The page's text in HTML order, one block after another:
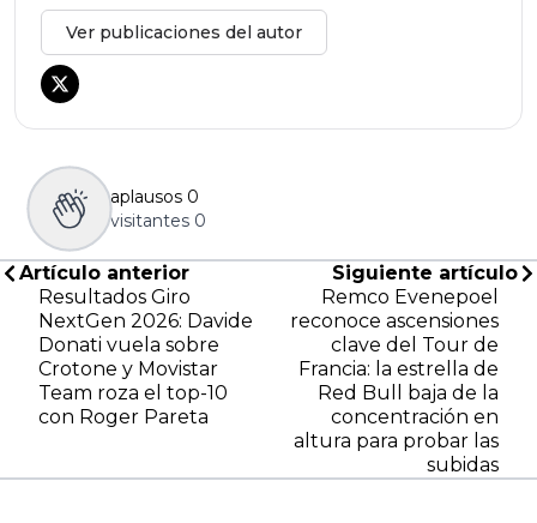
Ver publicaciones del autor
aplausos 0
visitantes 0
Artículo anterior
Resultados Giro
NextGen 2026: Davide
Donati vuela sobre
Crotone y Movistar
Team roza el top-10
con Roger Pareta
Siguiente artículo
Remco Evenepoel
reconoce ascensiones
clave del Tour de
Francia: la estrella de
Red Bull baja de la
concentración en
altura para probar las
subidas